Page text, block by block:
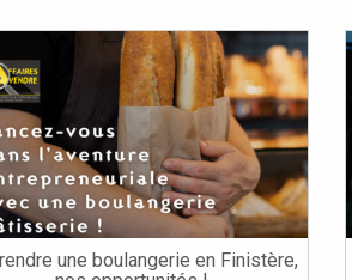
une boulangerie en Finistère,